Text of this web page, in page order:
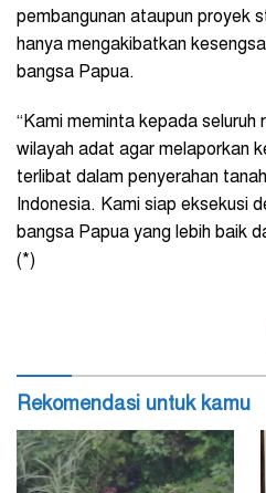
pembangunan ataupun proyek
hanya mengakibatkan
bangsa Papua.
“Kami meminta kepada seluruh
wilayah adat agar melaporkan
terlibat dalam penyerahan
Indonesia. Kami siap eksekusi
bangsa Papua yang lebih baik
(*)
Rekomendasi untuk kamu